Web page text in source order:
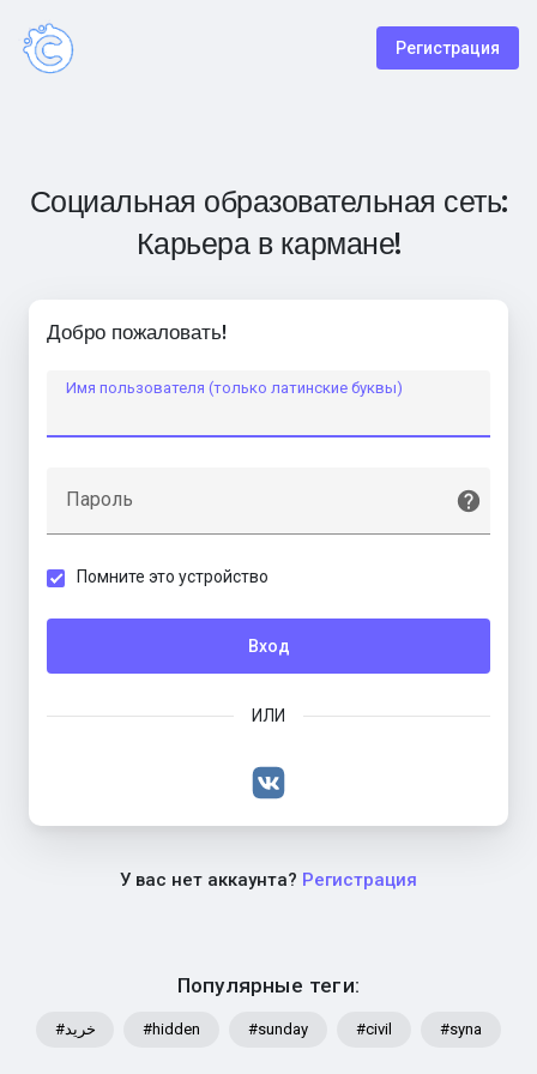
Регистрация
Социальная образовательная сеть:
Карьера в кармане!
Популярные теги:
#خرید #hidden #sunday #civil #syna
Добро пожаловать!
Имя пользователя (только латинские буквы)
Пароль
Помните это устройство
Вход
ИЛИ
У вас нет аккаунта? Регистрация